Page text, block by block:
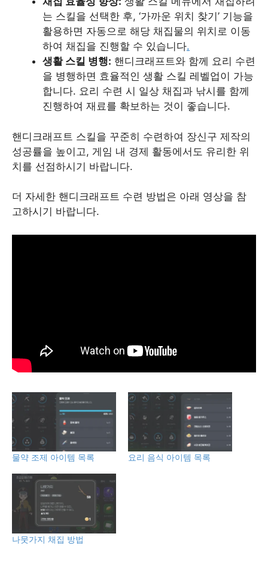
는 스킬을 선택한 후, ‘가까운 위치 찾기’ 기능을
활용하면 자동으로 해당 채집물의 위치로 이동
하여 채집을 진행할 수 있습니다.
생활 스킬 병행: 핸디크래프트와 함께 요리 수련
을 병행하면 효율적인 생활 스킬 레벨업이 가능
합니다. 요리 수련 시 일상 채집과 낚시를 함께
진행하여 재료를 확보하는 것이 좋습니다.
핸디크래프트 스킬을 꾸준히 수련하여 장신구 제작의
성공률을 높이고, 게임 내 경제 활동에서도 유리한 위
치를 선점하시기 바랍니다.
더 자세한 핸디크래프트 수련 방법은 아래 영상을 참
고하시기 바랍니다.​
물약 조제 아이템 목록 요리 음식 아이템 목록
나뭇가지 채집 방법